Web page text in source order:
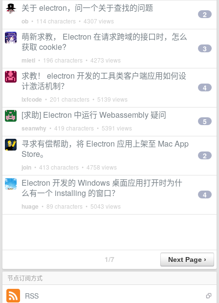
关于 electron，问一个关于查找的问题
ob • 114 characters • 4307 views
2
萌新求教， Electron 在请求跨域的接口时，怎么
获取 cookie?
mietl • 196 characters • 4273 views
3
求教！ electron 开发的工具类客户端应用如何设
计激活机制？
lxfcode • 201 characters • 5139 views
4
[求助] Electron 中运行 Webassembly 疑问
seanwhy • 419 characters • 5391 views
5
寻求有偿帮助，将 Electron 应用上架至 Mac App
Store。
join • 413 characters • 4758 views
2
Electron 开发的 Windows 桌面应用打开时为什
么有一个 installing 的窗口？
huage • 89 characters • 5043 views
4
1/7
节点订阅方式
RSS